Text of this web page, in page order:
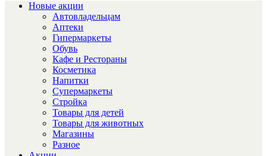
Новые акции
Автовладельцам
Аптеки
Гипермаркеты
Обувь
Кафе и Рестораны
Косметика
Напитки
Супермаркеты
Стройка
Товары для детей
Товары для животных
Магазины
Разное